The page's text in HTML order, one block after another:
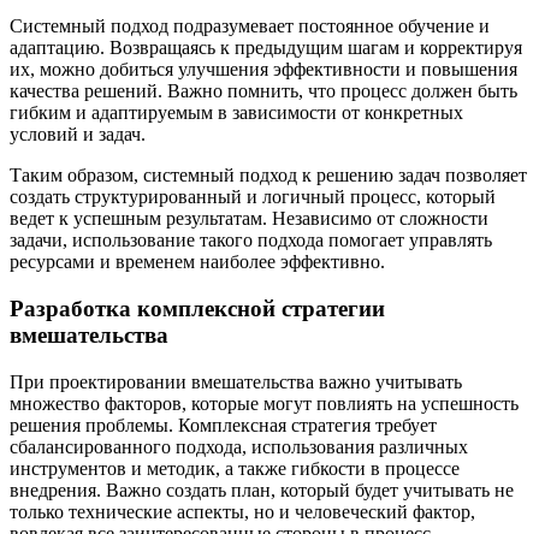
Системный подход подразумевает постоянное обучение и
адаптацию. Возвращаясь к предыдущим шагам и корректируя
их, можно добиться улучшения эффективности и повышения
качества решений. Важно помнить, что процесс должен быть
гибким и адаптируемым в зависимости от конкретных
условий и задач.
Таким образом, системный подход к решению задач позволяет
создать структурированный и логичный процесс, который
ведет к успешным результатам. Независимо от сложности
задачи, использование такого подхода помогает управлять
ресурсами и временем наиболее эффективно.
Разработка комплексной стратегии
вмешательства
При проектировании вмешательства важно учитывать
множество факторов, которые могут повлиять на успешность
решения проблемы. Комплексная стратегия требует
сбалансированного подхода, использования различных
инструментов и методик, а также гибкости в процессе
внедрения. Важно создать план, который будет учитывать не
только технические аспекты, но и человеческий фактор,